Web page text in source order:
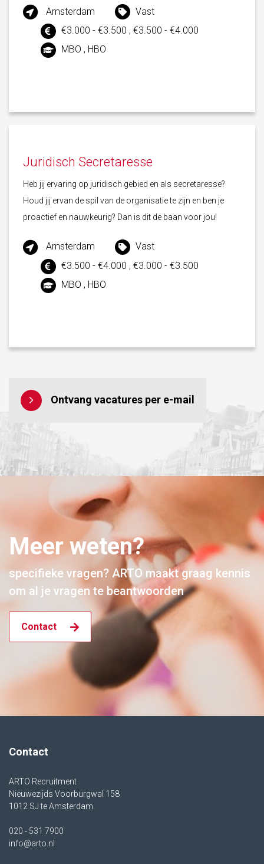
Amsterdam
Vast
€3.000 - €3.500 , €3.500 - €4.000
MBO , HBO
Juridisch Secretaresse
Heb jij ervaring op juridisch gebied en als secretaresse?
Houd jij ervan de spil van de organisatie te zijn en ben je
proactief en nauwkeurig? Dan is dit de baan voor jou!
Amsterdam
Vast
€3.500 - €4.000 , €3.000 - €3.500
MBO , HBO
Ontvang vacatures per e-mail
Meer weten?
specifieke vragen? ARTO maakt graag kennis
om al je vragen te beantwoorden
Contact
Contact
ARTO Recruitment
Nieuwezijds Voorburgwal 158
1012 SJ te Amsterdam.
020 - 531 7900
info@arto.nl